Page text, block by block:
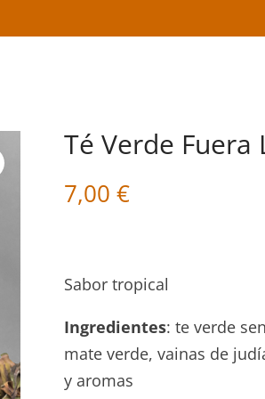
Té Verde Fuera
7,00€
Sabor tropical
Ingredientes: te verde
mate verde, vainas de
y aromas